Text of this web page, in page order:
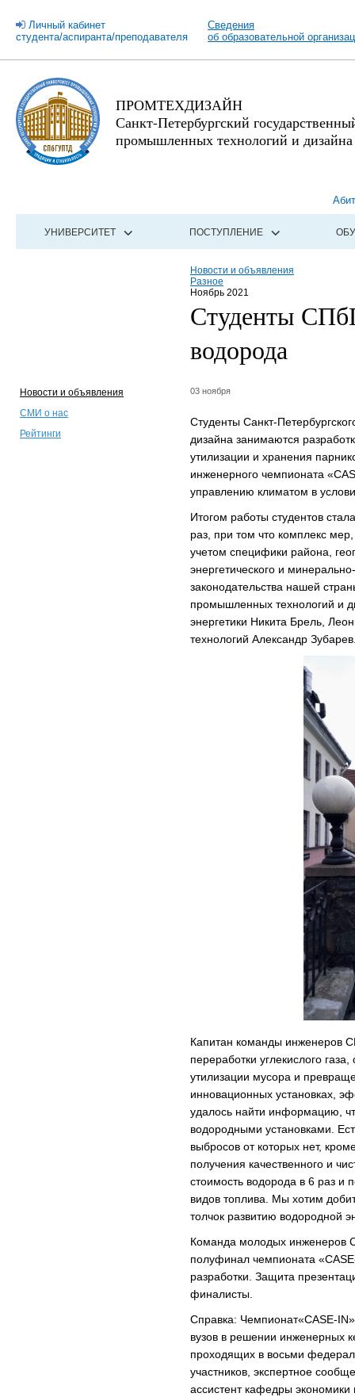
Личный кабинет
студента/аспиранта/преподавателя
Сведения
об образовательной
ПРОМТЕХДИЗАЙН
Санкт-Петербургский
промышленных технологий и дизайна
УНИВЕРСИТЕТ ПОСТУПЛЕНИЕ
Новости и объявления
Разное
Ноябрь 2021
Студенты
водорода
Новости и объявления
СМИ о нас
Рейтинги
03 ноября
Студенты Санкт-
дизайна занимаются
утилизации и хранения
инженерного чемпионата
управлению климатом в
Итогом работы студентов
раз, при том что комплекс
учетом специфики района,
энергетического и
законодательства нашей
промышленных технологий и
энергетики Никита Брель,
технологий Александр
Капитан команды инженеров
переработки углекислого
утилизации мусора и
инновационных установках,
удалось найти информацию,
водородными установками.
выбросов от которых нет,
получения качественного и
стоимость водорода в 6 раз и
видов топлива. Мы хотим
толчок развитию водородной
Команда молодых инженеров
полуфинал чемпионата
разработки. Защита
финалисты.
Справка: Чемпионат«CASE-
вузов в решении инженерных
проходящих в восьми
участников, экспертное
ассистент кафедры